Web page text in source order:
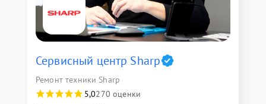
Сервисный центр Sharp
Ремонт техники Sharp
5,0270 оценки